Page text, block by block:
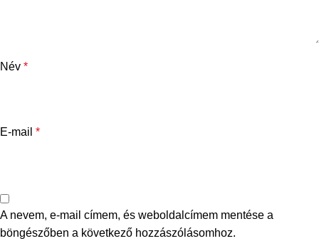
Név *
E-mail *
A nevem, e-mail címem, és weboldalcímem mentése a
böngészőben a következő hozzászólásomhoz.